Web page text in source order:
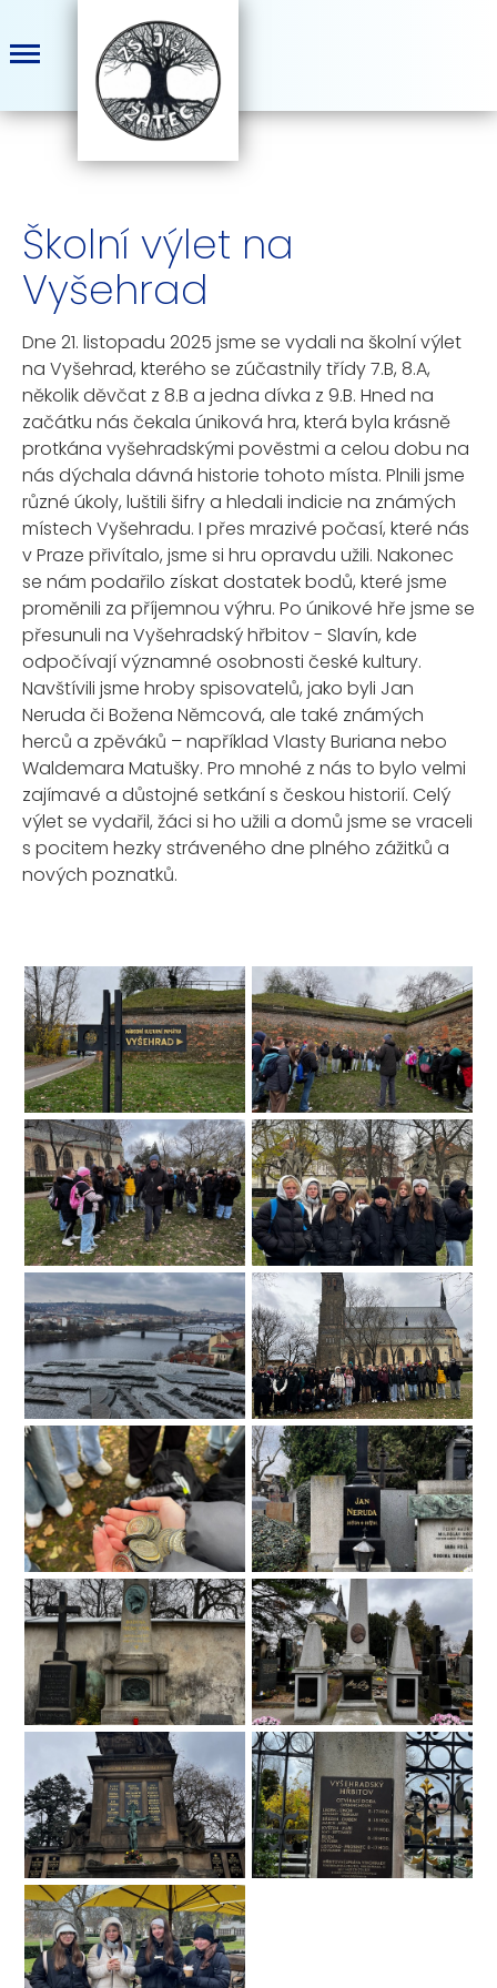
Školní výlet na
Vyšehrad
Dne 21. listopadu 2025 jsme se vydali na školní výlet
na Vyšehrad, kterého se zúčastnily třídy 7.B, 8.A,
několik děvčat z 8.B a jedna dívka z 9.B. Hned na
začátku nás čekala úniková hra, která byla krásně
protkána vyšehradskými pověstmi a celou dobu na
nás dýchala dávná historie tohoto místa. Plnili jsme
různé úkoly, luštili šifry a hledali indicie na známých
místech Vyšehradu. I přes mrazivé počasí, které nás
v Praze přivítalo, jsme si hru opravdu užili. Nakonec
se nám podařilo získat dostatek bodů, které jsme
proměnili za příjemnou výhru. Po únikové hře jsme se
přesunuli na Vyšehradský hřbitov - Slavín, kde
odpočívají významné osobnosti české kultury.
Navštívili jsme hroby spisovatelů, jako byli Jan
Neruda či Božena Němcová, ale také známých
herců a zpěváků – například Vlasty Buriana nebo
Waldemara Matušky. Pro mnohé z nás to bylo velmi
zajímavé a důstojné setkání s českou historií. Celý
výlet se vydařil, žáci si ho užili a domů jsme se vraceli
s pocitem hezky stráveného dne plného zážitků a
nových poznatků.